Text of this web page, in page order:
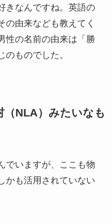
きなんですね。英語の
の由来なども教えてく
性の名前の由来は「勝
ものでした。
（NLA）みたいなも
でいますが、ここも物
かも活用されていない